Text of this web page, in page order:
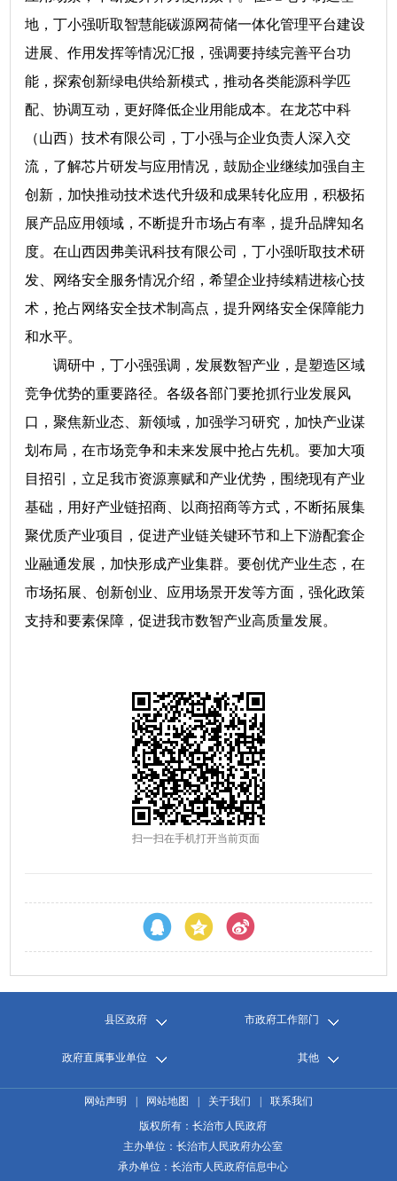
地，丁小强听取智慧能碳源网荷储一体化管理平台建设
进展、作用发挥等情况汇报，强调要持续完善平台功
能，探索创新绿电供给新模式，推动各类能源科学匹
配、协调互动，更好降低企业用能成本。在龙芯中科
（山西）技术有限公司，丁小强与企业负责人深入交
流，了解芯片研发与应用情况，鼓励企业继续加强自主
创新，加快推动技术迭代升级和成果转化应用，积极拓
展产品应用领域，不断提升市场占有率，提升品牌知名
度。在山西因弗美讯科技有限公司，丁小强听取技术研
发、网络安全服务情况介绍，希望企业持续精进核心技
术，抢占网络安全技术制高点，提升网络安全保障能力
和水平。
调研中，丁小强强调，发展数智产业，是塑造区域
竞争优势的重要路径。各级各部门要抢抓行业发展风
口，聚焦新业态、新领域，加强学习研究，加快产业谋
划布局，在市场竞争和未来发展中抢占先机。要加大项
目招引，立足我市资源禀赋和产业优势，围绕现有产业
基础，用好产业链招商、以商招商等方式，不断拓展集
聚优质产业项目，促进产业链关键环节和上下游配套企
业融通发展，加快形成产业集群。要创优产业生态，在
市场拓展、创新创业、应用场景开发等方面，强化政策
支持和要素保障，促进我市数智产业高质量发展。
扫一扫在手机打开当前页面
县区政府 市政府工作部门
政府直属事业单位 其他
网站声明 网站地图 关于我们
联系我们
版权所有：长治市人民政府
主办单位：长治市人民政府办公室
承办单位：长治市人民政府信息中心